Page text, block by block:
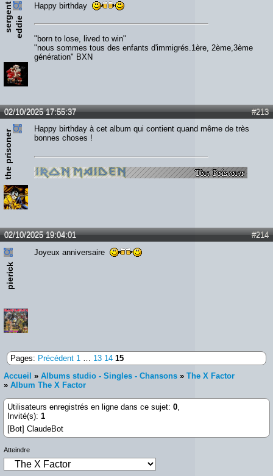
s
e
rg
e
n
t
e
d
d
ie
Happy birthday
"born to lose, lived to win"
"nous sommes tous des enfants d'immigrés.1ère, 2ème,3ème
génération" BXN
#213
02/10/2025 17:55:37
the prisoner
Happy birthday à cet album qui contient quand même de très
bonnes choses !
#214
02/10/2025 19:04:01
pierick
Joyeux anniversaire
Pages: Précédent 1 … 13 14 15
Accueil » Albums studio - Singles - Chansons » The X Factor
» Album The X Factor
Utilisateurs enregistrés en ligne dans ce sujet: 0,
Invité(s): 1
[Bot] ClaudeBot
Atteindre